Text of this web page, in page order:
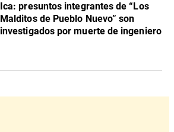
Ica: presuntos integrantes de “Los
Malditos de Pueblo Nuevo” son
investigados por muerte de ingeniero